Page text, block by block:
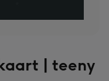
| teeny